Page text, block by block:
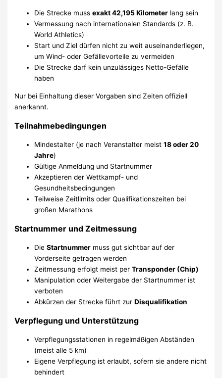
Die Strecke mussexakt 42,195 Kilometer lang sein
Vermessung nach internationalen Standards (z. B.
World Athletics)
Start und Ziel dürfen nicht zu weit auseinanderliegen,
um Wind- oder Gefällevorteile zu vermeiden
Die Strecke darf kein unzulässiges Netto-Gefälle
haben
Nur bei Einhaltung dieser Vorgaben sind Zeiten offiziell
anerkannt.
Teilnahmebedingungen
Mindestalter (je nach Veranstalter meist18 oder 20
Jahre)
Gültige Anmeldung und Startnummer
Akzeptieren der Wettkampf- und
Gesundheitsbedingungen
Teilweise Zeitlimits oder Qualifikationszeiten bei
großen Marathons
Startnummer und Zeitmessung
DieStartnummer muss gut sichtbar auf der
Vorderseite getragen werden
Zeitmessung erfolgt meist perTransponder (Chip)
Manipulation oder Weitergabe der Startnummer ist
verboten
Abkürzen der Strecke führt zurDisqualifikation
Verpflegung und Unterstützung
Verpflegungsstationen in regelmäßigen Abständen
(meist alle 5 km)
Eigene Verpflegung ist erlaubt, sofern sie andere nicht
behindert